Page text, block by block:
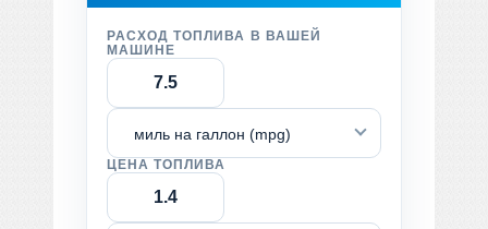
РАСХОД ТОПЛИВА В ВАШЕЙ
МАШИНЕ
миль на галлон (mpg)
ЦЕНА ТОПЛИВА